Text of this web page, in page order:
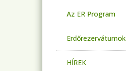
Az ER Program
Erdőrezervátumok
HÍREK